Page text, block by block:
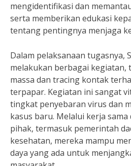
mengidentifikasi dan
serta memberikan edukasi
tentang pentingnya menjaga
Dalam pelaksanaan tugasnya,
melakukan berbagai kegiatan,
massa dan tracing kontak
terpapar. Kegiatan ini sangat
tingkat penyebaran virus dan
kasus baru. Melalui kerja
pihak, termasuk pemerintah
kesehatan, mereka mampu
daya yang ada untuk